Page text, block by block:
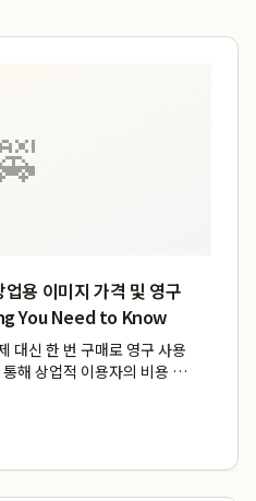
용 이미지 가격 및 영구
You Need to Know
대신 한 번 구매로 영구 사용
해 상업적 이용자의 비용 부
없이 평생 상업적으로 이용